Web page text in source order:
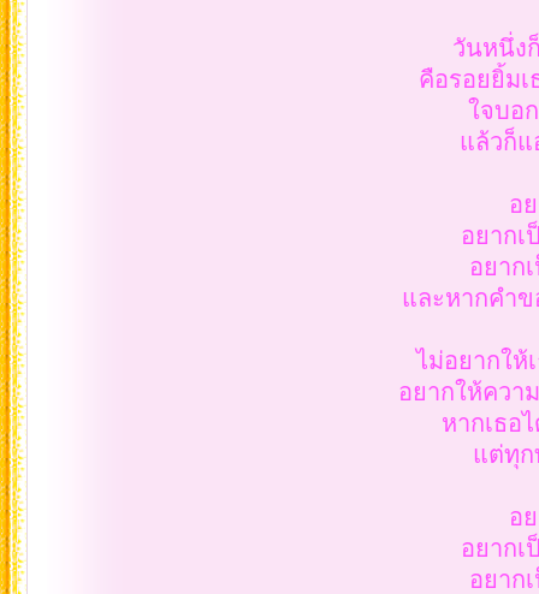
วันหนึ่ง
คือรอยยิ้ม
ใจบอ
แล้วก็
อ
อยาก
อยาก
และหากคำ
ไม่อยากให้
อยากให้ควา
หากเธอ
แต่ทุก
อ
อยาก
อยาก